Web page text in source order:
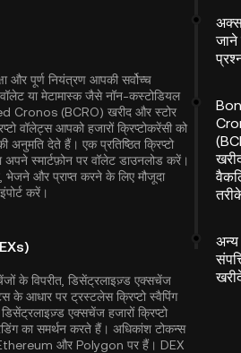
और पूर्ण नियंत्रण आपकी सर्वोच्च
या मेटामास्क जैसे नॉन-कस्टोडियल
Cronos (BCRO) खरीद और स्टोर
वॉलेट्स आपको हजारों क्रिप्टोकरेंसी को
देते हैं। एक प्रतिष्ठित क्रिप्टो
स्मार्टफ़ोन पर वॉलेट डाउनलोड करें।
भेजने और प्राप्त करने के लिए मौजूदा
करें।
के विपरीत, डिसेंट्रलाइज़्ड एक्सचेंज
के आधार पर ट्रस्टलेस क्रिप्टो स्वैपिंग
एक्सचेंज हजारों क्रिप्टो
का समर्थन करते हैं। अधिकांश टोकन्स
और Polygon पर हैं। DEX
जाने
अन्य